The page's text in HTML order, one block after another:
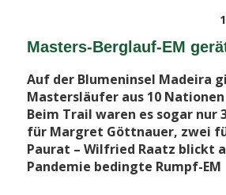
Masters-Berglauf-EM
Auf der Blumeninsel Madeira
Mastersläufer aus 10
Beim Trail waren es sogar nur
für Margret Göttnauer, zwei
Paurat – Wilfried Raatz blickt
Pandemie bedingte Rumpf-EM